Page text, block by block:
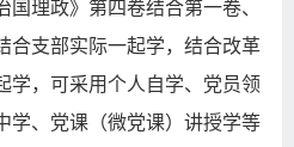
理政》第四卷结合第一卷、
合支部实际一起学，结合改革
学，可采用个人自学、党员领
学、党课（微党课）讲授学等